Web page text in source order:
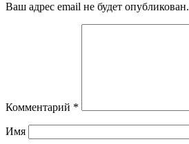
Ваш адрес email не будет опубликован.
Комментарий *
Имя